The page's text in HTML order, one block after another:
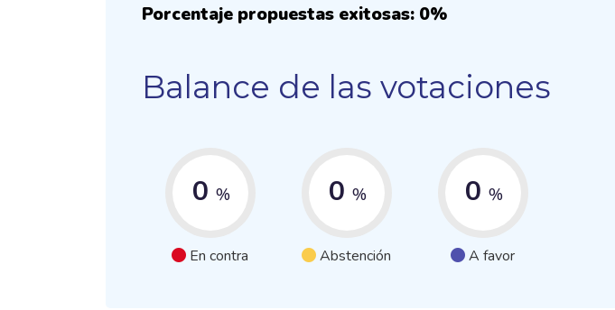
Porcentaje propuestas exitosas: 0%
Balance de las votaciones
0 %
En contra
0 %
Abstención
0 %
A favor